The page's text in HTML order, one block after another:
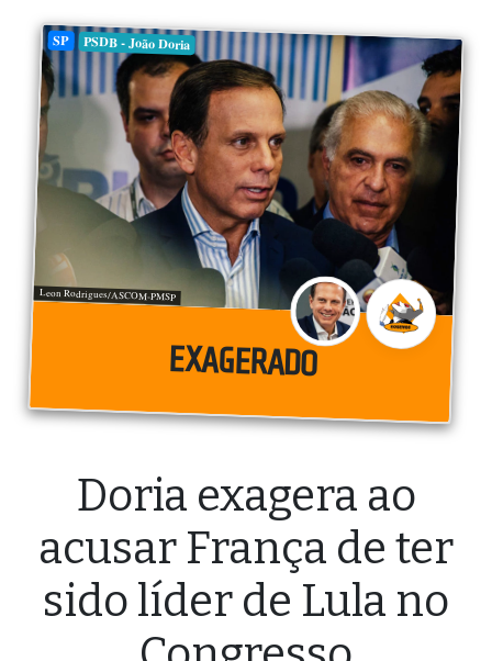
SP PSDB - João Doria
Leon Rodrigues/ASCOM-PMSP
EXAGERADO
Doria exagera ao
acusar França de ter
sido líder de Lula no